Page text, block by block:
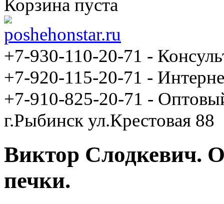
Корзина пуста
+7-930-110-20-71 -
+7-920-115-20-71 -
+7-910-825-20-71 -
г.Рыбинск ул.Крестовая 88
Виктор Слодкевич.
печки.